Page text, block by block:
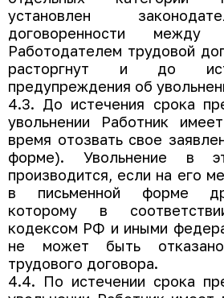
установлен
договоренности
Работодателем трудовой
расторгнут и до
предупреждения об
4.3. До истечения срока
увольнении Работник
время отозвать свое
форме). Увольнение в
производится, если на его
в письменной форме
которому в
кодексом РФ и иными
не может быть
трудового договора.
4.4. По истечении срока